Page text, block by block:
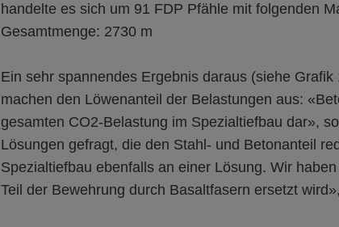
handelte es sich um 91 FDP Pfähle mit folgenden
Gesamtmenge: 2730 m
Ein sehr spannendes Ergebnis daraus (siehe
machen den Löwenanteil der Belastungen aus:
gesamten CO2-Belastung im Spezialtiefbau dar»,
Lösungen gefragt, die den Stahl- und Betonanteil
Spezialtiefbau ebenfalls an einer Lösung. Wir
Teil der Bewehrung durch Basaltfasern ersetzt